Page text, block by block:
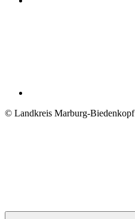
© Landkreis Marburg-Biedenkopf